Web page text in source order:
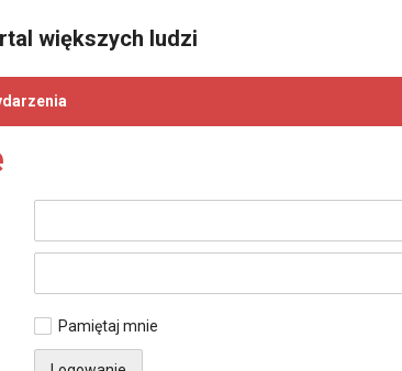
większych ludzi
Pamiętaj mnie